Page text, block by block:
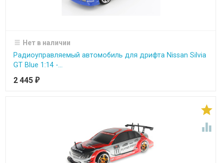
Нет в наличии
Радиоуправляемый автомобиль для дрифта Nissan Silvia
GT Blue 1:14 -...
2 445 ₽

